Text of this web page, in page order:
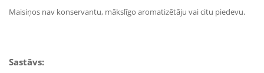
Maisiņos nav konservantu, mākslīgo aromatizētāju vai citu piedevu.
Sastāvs: